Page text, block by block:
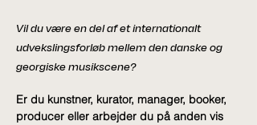
Vil du være en del af et internationalt
udvekslingsforløb mellem den danske og
georgiske musikscene?
Er du kunstner, kurator, manager, booker,
producer eller arbejder du på anden vis